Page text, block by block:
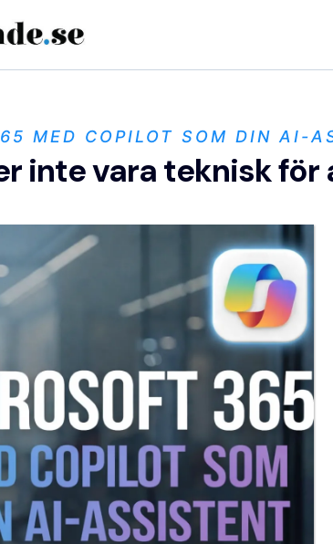
MED COPILOT SOM DIN AI-
inte vara teknisk